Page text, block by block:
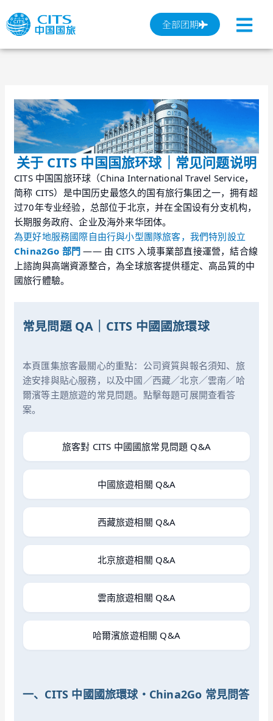
至
容
全部团期
关于 CITS 中国国旅环球｜常见问题说明
CITS 中国国旅环球（China International Travel Service，
简称 CITS）是中国历史最悠久的国有旅行集团之一，拥有超
过70年专业经验，总部位于北京，并在全国设有分支机构，
长期服务政府、企业及海外来华团体。
為更好地服務國際自由行與小型團隊旅客，我們特別設立
China2Go 部門 —— 由 CITS 入境事業部直接運營，結合線
上諮詢與高端資源整合，為全球旅客提供穩定、高品質的中
國旅行體驗。
常見問題 QA｜CITS 中國國旅環球
本頁匯集旅客最關心的重點：公司資質與報名須知、旅
途安排與貼心服務，以及中國／西藏／北京／雲南／哈
爾濱等主題旅遊的常見問題。點擊每題可展開查看答
案。
旅客對 CITS 中國國旅常見問題 Q&A
中國旅遊相關 Q&A
西藏旅遊相關 Q&A
北京旅遊相關 Q&A
雲南旅遊相關 Q&A
哈爾濱旅遊相關 Q&A
一、CITS 中國國旅環球・China2Go 常見問答